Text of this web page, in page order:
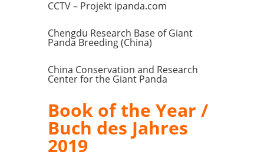
CCTV – Projekt ipanda.com
Chengdu Research Base of Giant
Panda Breeding (China)
China Conservation and Research
Center for the Giant Panda
Book of the Year /
Buch des Jahres
2019